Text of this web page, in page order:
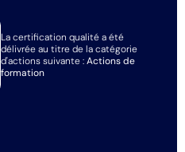
La certification qualité a été
délivrée au titre de la catégorie
d'actions suivante :Actions de
formation